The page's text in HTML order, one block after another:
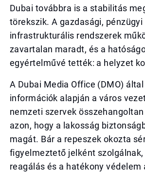
Dubai továbbra is a stabilitás
törekszik. A gazdasági, pénzügyi
infrastrukturális rendszerek
zavartalan maradt, és a
egyértelművé tették: a helyzet
A Dubai Media Office (DMO)
információk alapján a város
nemzeti szervek
azon, hogy a lakosság
magát. Bár a repeszek okozta
figyelmeztető jelként szolgálnak,
reagálás és a hatékony védelem